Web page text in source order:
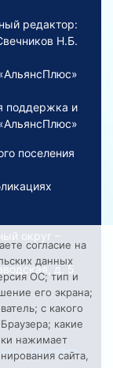
редактор:
Н.Б.
поддержка и
поселения
округ –
д. 5
на сайте
согласие на
данных
ОС; тип и
его экрана;
с какого
какие
нажимает
сайта,